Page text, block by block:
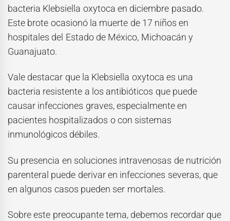
bacteria Klebsiella oxytoca en diciembre pasado.
Este brote ocasionó la muerte de 17 niños en
hospitales del Estado de México, Michoacán y
Guanajuato.
Vale destacar que la Klebsiella oxytoca es una
bacteria resistente a los antibióticos que puede
causar infecciones graves, especialmente en
pacientes hospitalizados o con sistemas
inmunológicos débiles.
Su presencia en soluciones intravenosas de nutrición
parenteral puede derivar en infecciones severas, que
en algunos casos pueden ser mortales.
Sobre este preocupante tema, debemos recordar que